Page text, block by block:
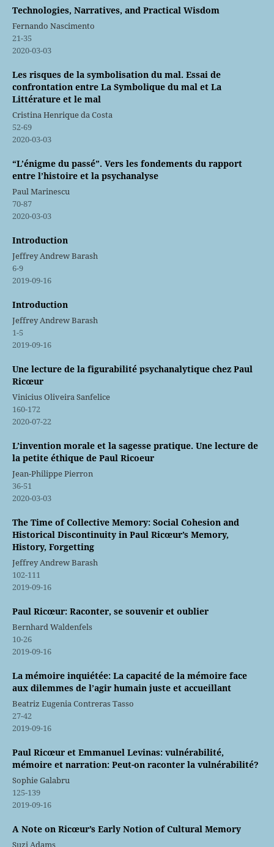
Technologies, Narratives, and Practical Wisdom
Fernando Nascimento
21-35
2020-03-03
Les risques de la symbolisation du mal. Essai de
confrontation entre La Symbolique du mal et La
Littérature et le mal
Cristina Henrique da Costa
52-69
2020-03-03
“L’énigme du passé”. Vers les fondements du rapport
entre l’histoire et la psychanalyse
Paul Marinescu
70-87
2020-03-03
Introduction
Jeffrey Andrew Barash
6-9
2019-09-16
Introduction
Jeffrey Andrew Barash
1-5
2019-09-16
Une lecture de la figurabilité psychanalytique chez Paul
Ricœur
Vinicius Oliveira Sanfelice
160-172
2020-07-22
L’invention morale et la sagesse pratique. Une lecture de
la petite éthique de Paul Ricoeur
Jean-Philippe Pierron
36-51
2020-03-03
The Time of Collective Memory: Social Cohesion and
Historical Discontinuity in Paul Ricœur’s Memory,
History, Forgetting
Jeffrey Andrew Barash
102-111
2019-09-16
Paul Ricœur: Raconter, se souvenir et oublier
Bernhard Waldenfels
10-26
2019-09-16
La mémoire inquiétée: La capacité de la mémoire face
aux dilemmes de l’agir humain juste et accueillant
Beatriz Eugenia Contreras Tasso
27-42
2019-09-16
Paul Ricœur et Emmanuel Levinas: vulnérabilité,
mémoire et narration: Peut-on raconter la vulnérabilité?
Sophie Galabru
125-139
2019-09-16
A Note on Ricœur’s Early Notion of Cultural Memory
Suzi Adams